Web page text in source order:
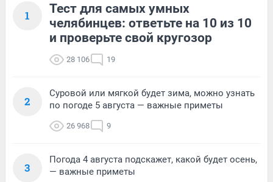
1
Тест для самых умных
челябинцев: ответьте на 10 из 10
и проверьте свой кругозор
28 106 19
2
Суровой или мягкой будет зима, можно узнать
по погоде 5 августа — важные приметы
26 968 9
3
Погода 4 августа подскажет, какой будет осень,
— важные приметы